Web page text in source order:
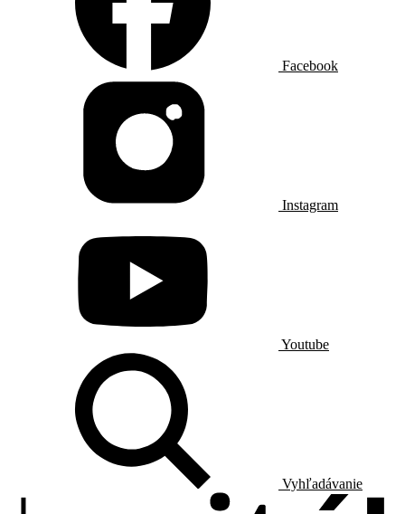
Facebook
Instagram
Youtube
Vyhľadávanie